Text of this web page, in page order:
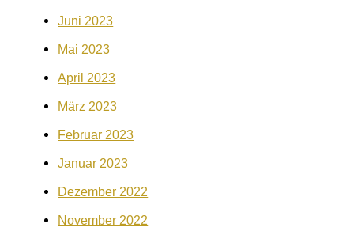
Juni 2023
Mai 2023
April 2023
März 2023
Februar 2023
Januar 2023
Dezember 2022
November 2022